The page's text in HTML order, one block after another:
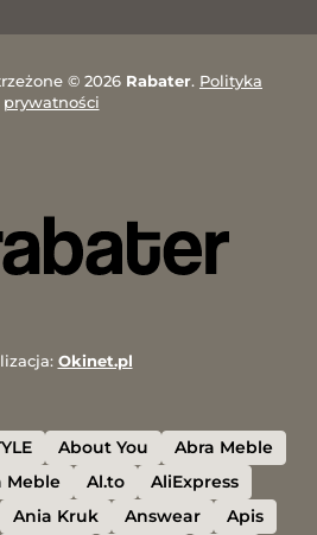
© 2026 Rabater. Polityka
prywatności
Okinet.pl
About You
Abra Meble
Meble Al.to
AliExpress
Ania Kruk Answear Apis